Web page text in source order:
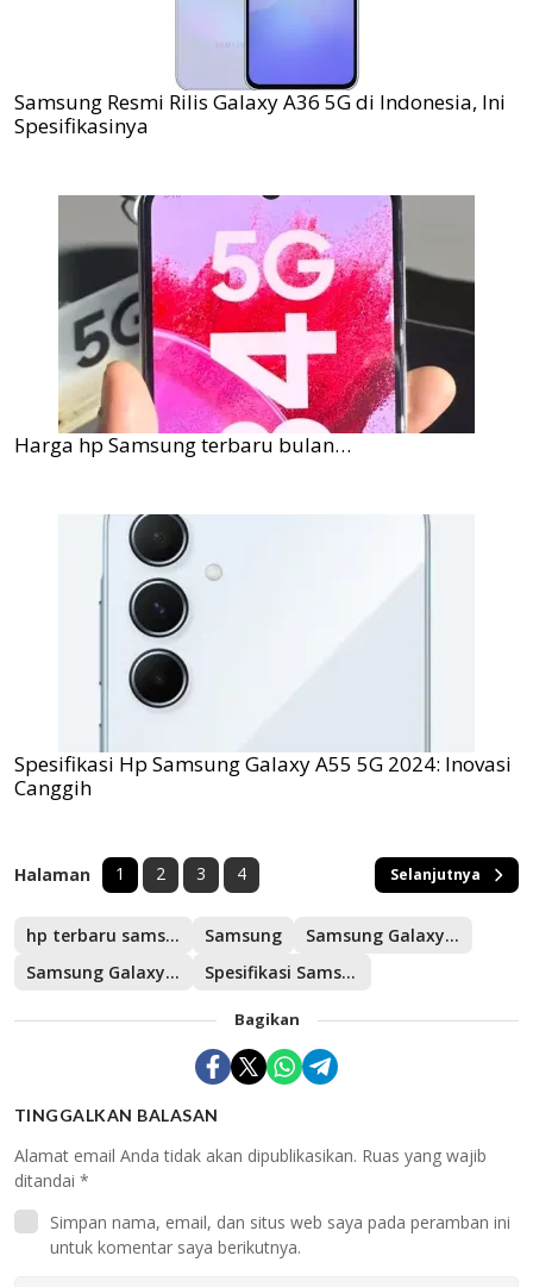
Samsung Resmi Rilis Galaxy A36 5G di Indonesia, Ini
Spesifikasinya
Harga hp Samsung terbaru bulan…
Spesifikasi Hp Samsung Galaxy A55 5G 2024: Inovasi
Canggih
Halaman 1 2 3 4 Selanjutnya
hp terbaru samsung Samsung
Samsung Galaxy A series
Samsung Galaxy A54 5G
Spesifikasi Samsung Galaxy A54 5G
Bagikan
TINGGALKAN BALASAN
Alamat email Anda tidak akan dipublikasikan. Ruas yang wajib
ditandai *
Simpan nama, email, dan situs web saya pada peramban ini
untuk komentar saya berikutnya.